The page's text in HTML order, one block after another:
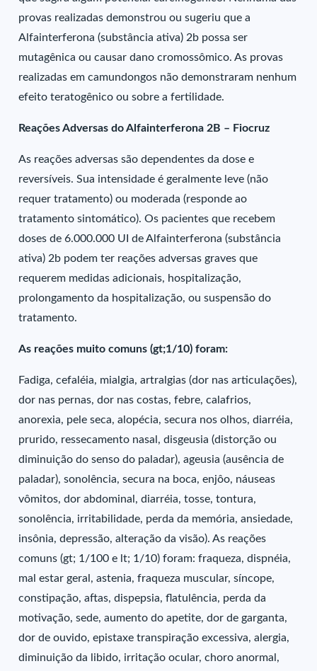
provas realizadas demonstrou ou sugeriu que a
Alfainterferona (substância ativa) 2b possa ser
mutagênica ou causar dano cromossômico. As provas
realizadas em camundongos não demonstraram nenhum
efeito teratogênico ou sobre a fertilidade.
Reações Adversas do Alfainterferona 2B – Fiocruz
As reações adversas são dependentes da dose e
reversíveis. Sua intensidade é geralmente leve (não
requer tratamento) ou moderada (responde ao
tratamento sintomático). Os pacientes que recebem
doses de 6.000.000 UI de Alfainterferona (substância
ativa) 2b podem ter reações adversas graves que
requerem medidas adicionais, hospitalização,
prolongamento da hospitalização, ou suspensão do
tratamento.
As reações muito comuns (gt;1/10) foram:
Fadiga, cefaléia, mialgia, artralgias (dor nas articulações),
dor nas pernas, dor nas costas, febre, calafrios,
anorexia, pele seca, alopécia, secura nos olhos, diarréia,
prurido, ressecamento nasal, disgeusia (distorção ou
diminuição do senso do paladar), ageusia (ausência de
paladar), sonolência, secura na boca, enjôo, náuseas
vômitos, dor abdominal, diarréia, tosse, tontura,
sonolência, irritabilidade, perda da memória, ansiedade,
insônia, depressão, alteração da visão). As reações
comuns (gt; 1/100 e lt; 1/10) foram: fraqueza, dispnéia,
mal estar geral, astenia, fraqueza muscular, síncope,
constipação, aftas, dispepsia, flatulência, perda da
motivação, sede, aumento do apetite, dor de garganta,
dor de ouvido, epistaxe transpiração excessiva, alergia,
diminuição da libido, irritação ocular, choro anormal,